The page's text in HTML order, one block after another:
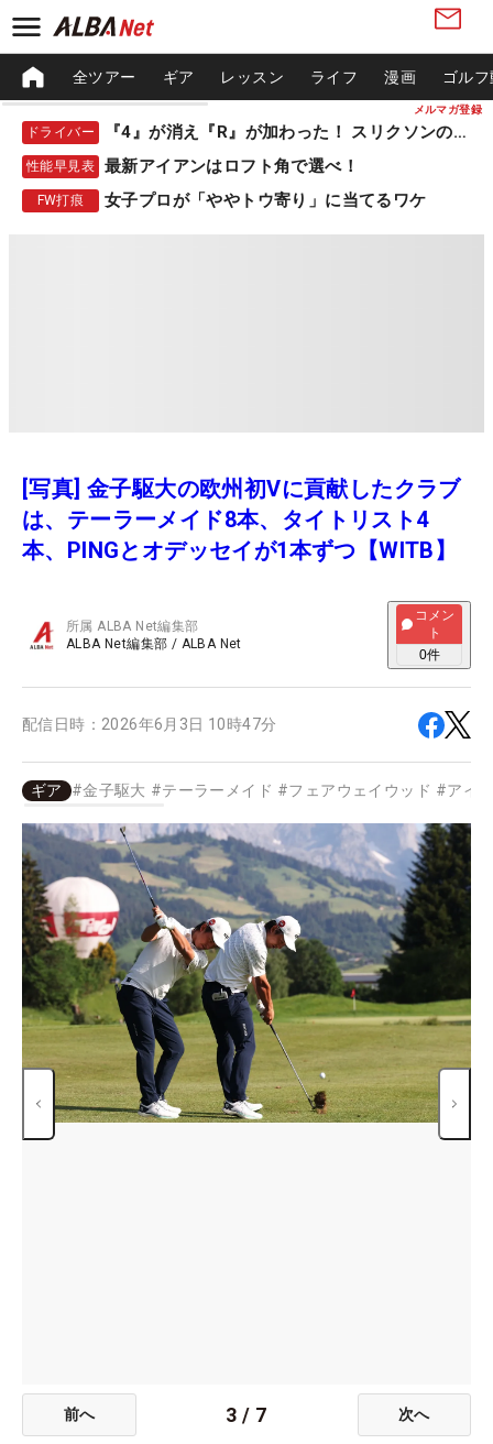
メルマガ登録
全ツアー ギア レッスン ライフ 漫画 ゴル
ドライバー 『4』が消え『R』が加わった！ スリクソンの新作
性能早見表 最新アイアンはロフト角で選べ！
FW打痕 女子プロが「ややトウ寄り」に当てるワケ
[写真] 金子駆大の欧州初Vに貢献したクラブ
は、テーラーメイド8本、タイトリスト4
本、PINGとオデッセイが1本ずつ【WITB】
所属ALBA Net編集部
ALBA Net編集部 / ALBA Net
コメン
ト
0件
配信日時： 2026年6月3日 10時47分
ギア #金子駆大 #テーラーメイド #フェアウェイウッド #アイ
前へ 3 / 7 次へ